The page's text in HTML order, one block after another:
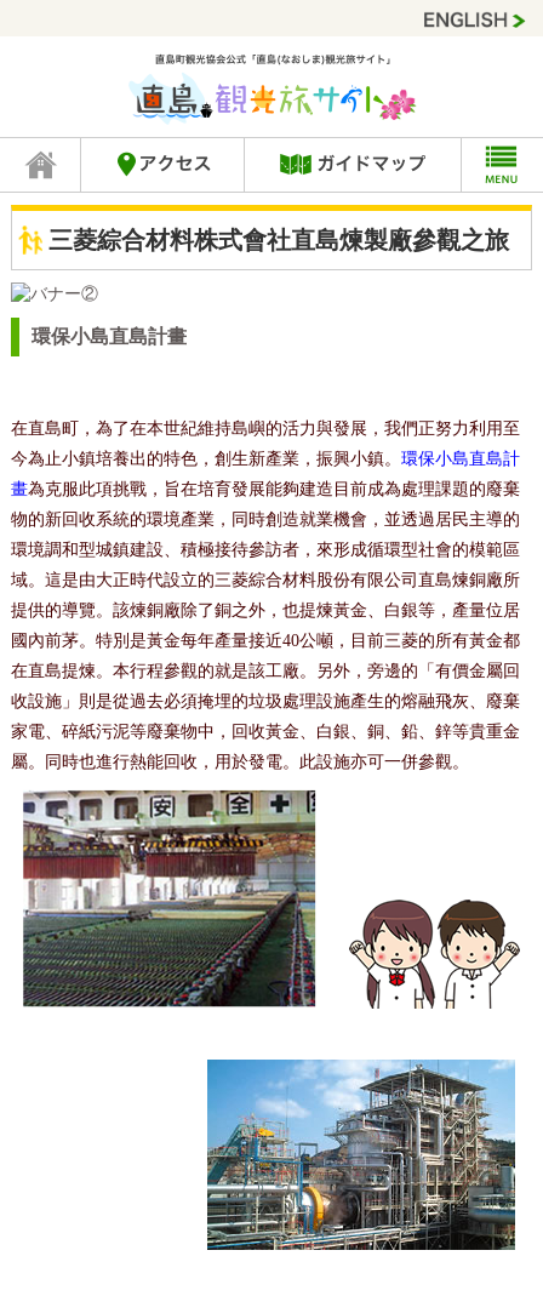
三菱綜合材料株式會社直島煉製廠參觀之旅
環保小島直島計畫
在直島町，為了在本世紀維持島嶼的活力與發展，我們正努力利用至
今為止小鎮培養出的特色，創生新產業，振興小鎮。 環保小島直島計
畫為克服此項挑戰，旨在培育發展能夠建造目前成為處理課題的廢棄
物的新回收系統的環境產業，同時創造就業機會，並透過居民主導的
環境調和型城鎮建設、積極接待參訪者，來形成循環型社會的模範區
域。這是由大正時代設立的三菱綜合材料股份有限公司直島煉銅廠所
提供的導覽。該煉銅廠除了銅之外，也提煉黃金、白銀等，產量位居
國內前茅。特別是黃金每年產量接近40公噸，目前三菱的所有黃金都
在直島提煉。本行程參觀的就是該工廠。另外，旁邊的「有價金屬回
收設施」則是從過去必須掩埋的垃圾處理設施產生的熔融飛灰、廢棄
家電、碎紙污泥等廢棄物中，回收黃金、白銀、銅、鉛、鋅等貴重金
屬。同時也進行熱能回收，用於發電。此設施亦可一併參觀。